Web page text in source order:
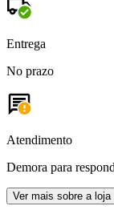
Entrega
No prazo
Atendimento
Demora para
Ver mais sobre a loja